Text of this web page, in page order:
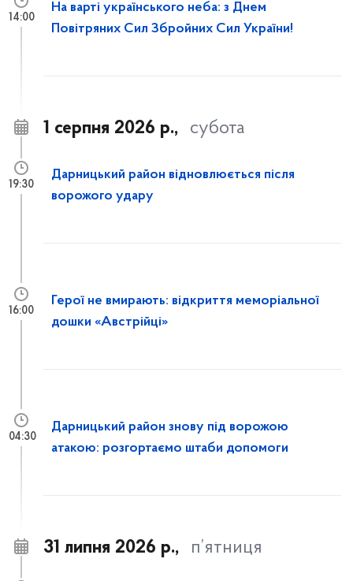
На варті українського неба: з Днем
Повітряних Сил Збройних Сил України!
14:00
1 серпня 2026 р., субота
Дарницький район відновлюється після
ворожого удару
19:30
Герої не вмирають: відкриття меморіальної
дошки «Австрійці»
16:00
Дарницький район знову під ворожою
атакою: розгортаємо штаби допомоги
04:30
31 липня 2026 р., п’ятниця